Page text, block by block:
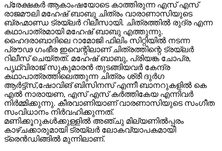
പ്രേക്ഷകർ ആകാംഷയോടെ കാത്തിരുന്ന എസ് എസ്
രാജമൗലി മഹേഷ് ബാബു ചിത്രം വാരാണാസിയുടെ
ബ്രഹ്മാണ്ഡ ട്രയ്ലർ റിലീസായി. ചിത്രത്തിൽ രുദ്ര എന്ന
കഥാപാത്രമായി മഹേഷ് ബാബു എത്തുന്നു.
ഹൈദരാബാദിലെ റാമോജി ഫിലിം സിറ്റിയിൽ നടന്ന
പ്രൗഢ ഗംഭീര ഇവെന്റിലാണ് ചിത്രത്തിന്റെ ട്രയ്ലർ
റിലീസ് ചെയ്തത്. മഹേഷ് ബാബു, പ്രിയങ്ക ചോപ്ര,
പൃഥ്വിരാജ് സുകുമാരൻ തുടങ്ങിയവർ കേന്ദ്ര
കഥാപാത്രത്തിലെത്തുന്ന ചിത്രം ശ്രീ ദുർഗ
ആർട്ട്സ്,ഷോവിങ് ബിസിനസ് എന്നീ ബാനറുകളിൽ കെ
എൽ നാരായണ, എസ് എസ് കർത്തികേയ എന്നിവർ
നിർമ്മിക്കുന്നു. കീരവാണിയാണ് വാരണാസിയുടെ സംഗീത
സംവിധാനം നിർവഹിക്കുന്നത്.
മണിക്കൂറുകൾക്കുള്ളിൽ അഞ്ചു മില്യണിൽപ്പരം
കാഴ്ചക്കാരുമായി ട്രയ്ലർ ലോകവ്യാപകമായി
ട്രെൻഡിങ്ങിൽ മുന്നിലാണ്.